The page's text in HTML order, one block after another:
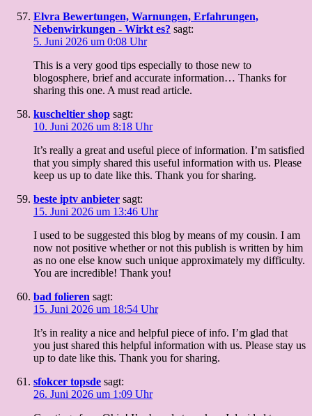
Elvra Bewertungen, Warnungen, Erfahrungen,
Nebenwirkungen - Wirkt es? sagt:
5. Juni 2026 um 0:08 Uhr
This is a very good tips especially to those new to
blogosphere, brief and accurate information… Thanks for
sharing this one. A must read article.
kuscheltier shop sagt:
10. Juni 2026 um 8:18 Uhr
It’s really a great and useful piece of information. I’m satisfied
that you simply shared this useful information with us. Please
keep us up to date like this. Thank you for sharing.
beste iptv anbieter sagt:
15. Juni 2026 um 13:46 Uhr
I used to be suggested this blog by means of my cousin. I am
now not positive whether or not this publish is written by him
as no one else know such unique approximately my difficulty.
You are incredible! Thank you!
bad folieren sagt:
15. Juni 2026 um 18:54 Uhr
It’s in reality a nice and helpful piece of info. I’m glad that
you just shared this helpful information with us. Please stay us
up to date like this. Thank you for sharing.
sfokcer topsde sagt:
26. Juni 2026 um 1:09 Uhr